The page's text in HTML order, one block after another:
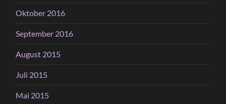
Oktober 2016
September 2016
August 2015
Juli 2015
Mai 2015